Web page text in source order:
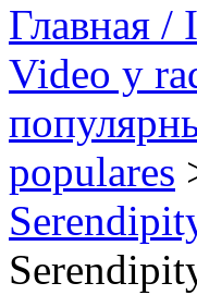
Главная /
Video y
populares